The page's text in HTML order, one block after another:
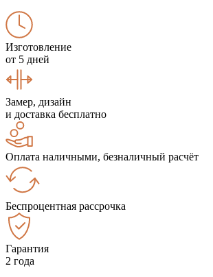
Изготовление
от 5 дней
Замер, дизайн
и доставка бесплатно
Оплата наличными, безналичный расчёт
Беспроцентная рассрочка
Гарантия
2 года